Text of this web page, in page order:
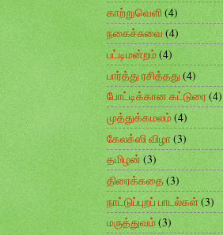
காற்றுவெளி(4)
நகைச்சுவை(4)
பட்டிமன்றம்(4)
பார்த்து ரசித்தது(4)
போட்டிக்கான கட்டுரை(4)
முத்துக்கமலம்(4)
கேலக்ஸி விழா(3)
தமிழன்(3)
திரைக்கதை(3)
நாட்டுப்புறப் பாடல்கள்(3)
மருத்துவம்(3)